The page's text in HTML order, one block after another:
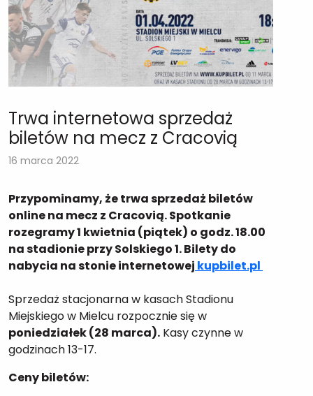
Trwa internetowa sprzedaż
biletów na mecz z Cracovią
16 marca 2022
Przypominamy, że trwa sprzedaż biletów
online na mecz z Cracovią. Spotkanie
rozegramy 1 kwietnia (piątek) o godz. 18.00
na stadionie przy Solskiego 1. Bilety do
nabycia na stonie internetowej kupbilet.pl
Sprzedaż stacjonarna w kasach Stadionu
Miejskiego w Mielcu rozpocznie się w
poniedziałek (28 marca). Kasy czynne w
godzinach 13-17.
Ceny biletów: